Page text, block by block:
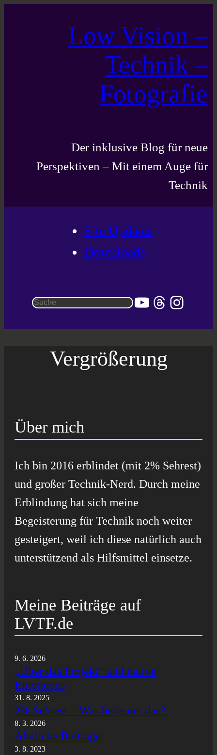
Low Vision –
Technik –
Fotografie
Der inklusive Blog für neue
Perspektiven – Mit einem Auge für
Technik
Site Updates
Downloads
Suchen YouTube
Threads
Vergrößerung
Über mich
Ich bin 2016 erblindet (mit 2% Sehrest)
und großer Technik-Nerd. Durch meine
Erblindung hat sich meine
Begeisterung für Technik noch weiter
gesteigert, weil ich diese natürlich auch
unterstützend als Hilfsmittel einsetze.
Meine Beiträge auf
LVTF.de
9. 6. 2026
„Über das Projekt“ und native
Emoticons
31. 8. 2025
2% Sehrest – Was bedeutet das?
8. 3. 2026
Ähnliche Beiträge
3. 8. 2023